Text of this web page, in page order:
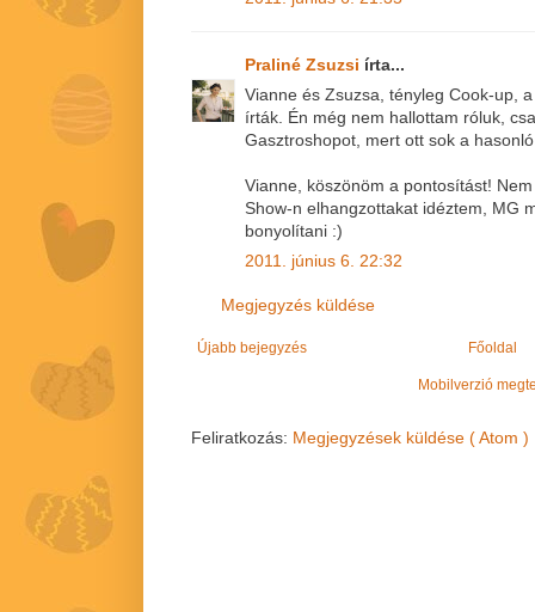
Praliné Zsuzsi írta...
Vianne és Zsuzsa, tényleg Cook-up,
írták. Én még nem hallottam róluk,
Gasztroshopot, mert ott sok a
Vianne, köszönöm a pontosítást!
Show-n elhangzottakat idéztem, MG
bonyolítani :)
2011. június 6. 22:32
Megjegyzés küldése
Újabb bejegyzés Főoldal
Mobilverzió
Feliratkozás: Megjegyzések küldése ( Atom )